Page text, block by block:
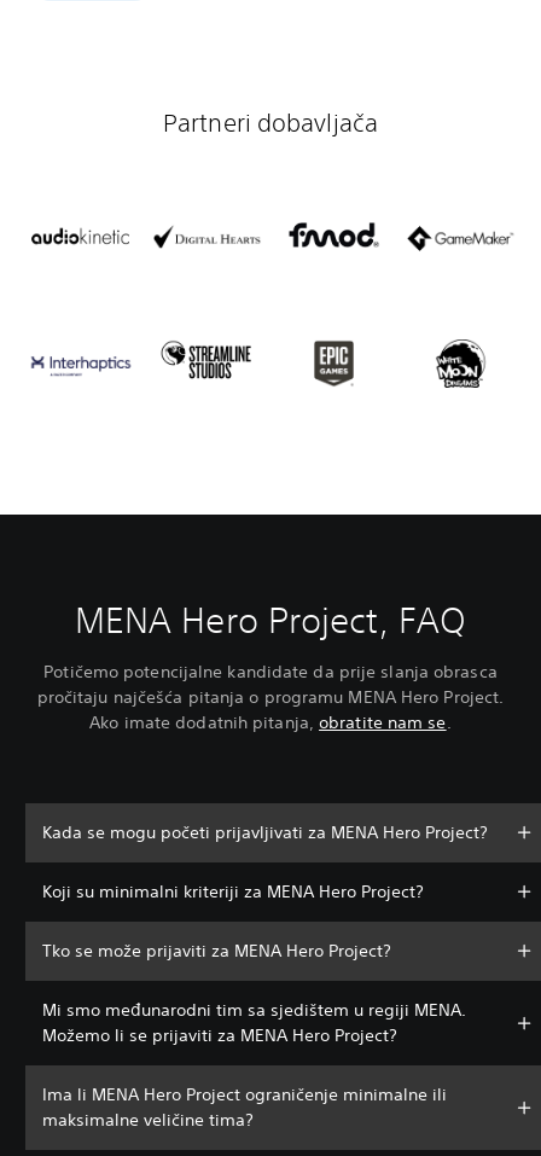
Partneri dobavljača
MENA Hero Project, FAQ
Potičemo potencijalne kandidate da prije slanja obrasca
pročitaju najčešća pitanja o programu MENA Hero Project.
Ako imate dodatnih pitanja,obratite nam se.
Kada se mogu početi prijavljivati za MENA Hero Project?
Koji su minimalni kriteriji za MENA Hero Project?
Tko se može prijaviti za MENA Hero Project?
Mi smo međunarodni tim sa sjedištem u regiji MENA.
Možemo li se prijaviti za MENA Hero Project?
Ima li MENA Hero Project ograničenje minimalne ili
maksimalne veličine tima?